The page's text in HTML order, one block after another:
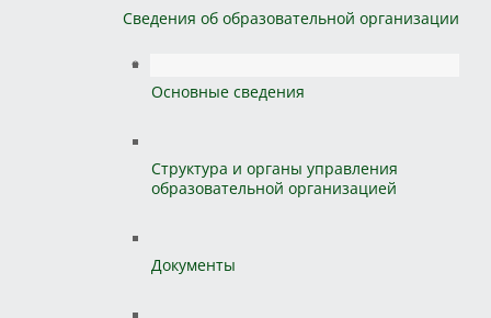
Сведения об образовательной организации
Основные сведения
Структура и органы управления
образовательной организацией
Документы